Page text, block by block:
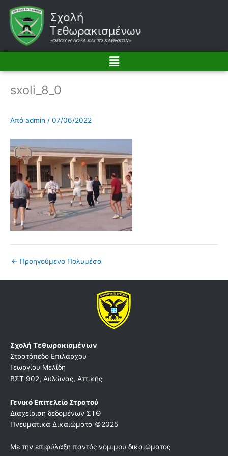
Μετάβαση
στο
περιεχόμενο
Menu
sxoli_8_0
Από admin / 07/06/2022
← Προηγούμενο Πολυμέσα
Σχολή Τεθωρακισμένων
Στρατόπεδο Επιλάρχου
Γεωργίου Μελίδη
ΒΣΤ 902, Αυλώνας, Αττικής
Γενικό Επιτελείο Στρατού
Διαχείριση δεδομένων ΣΤΘ
Πνευματικά Δικαιώματα ©2025
Με την επιφύλαξη παντός νόμιμου δικαιώματος